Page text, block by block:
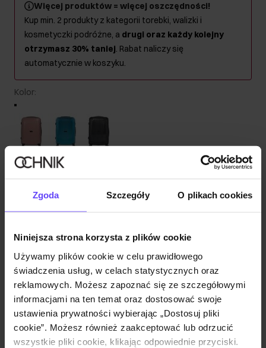
Zgoda Szczegóły O plikach cookies
Niniejsza strona korzysta z plików cookie
Używamy plików cookie w celu prawidłowego
świadczenia usług, w celach statystycznych oraz
reklamowych. Możesz zapoznać się ze szczegółowymi
informacjami na ten temat oraz dostosować swoje
ustawienia prywatności wybierając „Dostosuj pliki
cookie”. Możesz również zaakceptować lub odrzucić
wszystkie pliki cookie, klikając odpowiednie przyciski.
Więcej produktów = więcej oszczędności!
Kup min. 2 produkty z kategorii torebki, walizki i
kosmetyczki podróżne, a drugi oraz każdy kolejny
otrzymasz 30% taniej. Rabat naliczy się
automatycznie w koszyku.
Kolor:
Produkt niedostępny
Powiadom mnie o dostępności mailem.
Powiadom o dostępności
Opis produktu